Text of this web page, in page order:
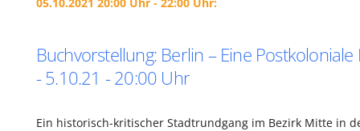
Buchvorstellung: Berlin – Eine
- 5.10.21 - 20:00 Uhr
Ein historisch-kritischer Stadtrundgang im Bezirk Mitte in